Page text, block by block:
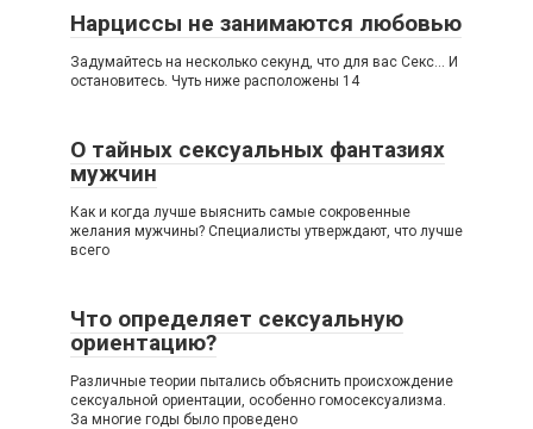
Нарциссы не занимаются любовью
Задумайтесь на несколько секунд, что для вас Секс… И
остановитесь. Чуть ниже расположены 14
О тайных сексуальных фантазиях
мужчин
Как и когда лучше выяснить самые сокровенные
желания мужчины? Специалисты утверждают, что лучше
всего
Что определяет сексуальную
ориентацию?
Различные теории пытались объяснить происхождение
сексуальной ориентации, особенно гомосексуализма.
За многие годы было проведено